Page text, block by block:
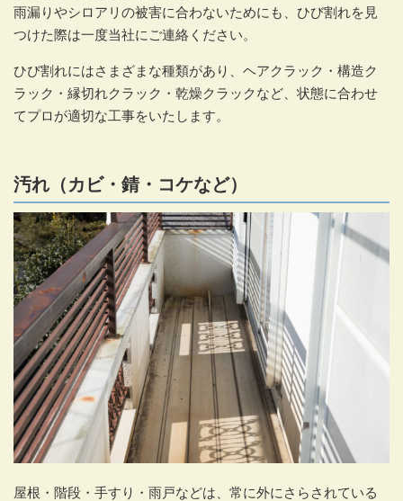
雨漏りやシロアリの被害に合わないためにも、ひび割れを見
つけた際は一度当社にご連絡ください。
ひび割れにはさまざまな種類があり、ヘアクラック・構造ク
ラック・縁切れクラック・乾燥クラックなど、状態に合わせ
てプロが適切な工事をいたします。
汚れ（カビ・錆・コケなど）
屋根・階段・手すり・雨戸などは、常に外にさらされている